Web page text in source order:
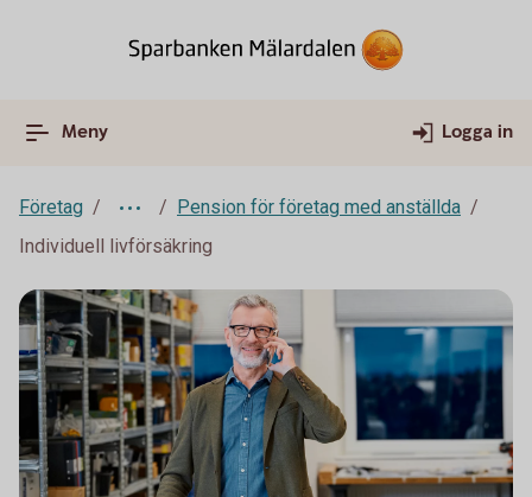
Meny Logga in
Företag
Pension för företag med anställda
Individuell livförsäkring